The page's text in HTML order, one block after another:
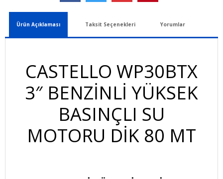
Ürün Açıklaması Taksit Seçenekleri Yorumlar
CASTELLO WP30BTX
3″ BENZİNLİ YÜKSEK
BASINÇLI SU
MOTORU DİK 80 MT